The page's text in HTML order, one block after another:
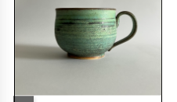
えべつやきもの市
受賞歴